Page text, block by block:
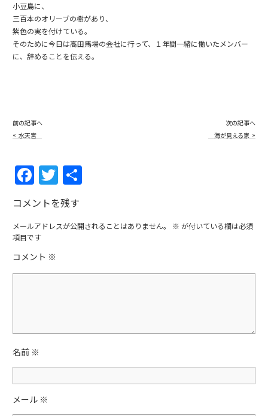
小豆島に、
三百本のオリーブの樹があり、
紫色の実を付けている。
そのために今日は高田馬場の会社に行って、１年間一緒に働いたメンバー
に、辞めることを伝える。
前の記事へ
« 水天宮
次の記事へ
海が見える家 »
F
a
c
e
b
o
T
w
itt
er
コメントを残す
メールアドレスが公開されることはありません。 ※ が付いている欄は必須
項目です
コメント ※
名前 ※
メール ※